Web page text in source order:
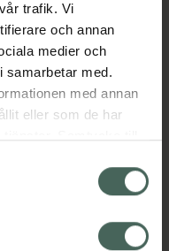
trafik. Vi
och annan
medier och
samarbetar med.
med annan
eller som de har
påverkar inte
innan återkallelsen.
smaker,
runt om i
Mint""